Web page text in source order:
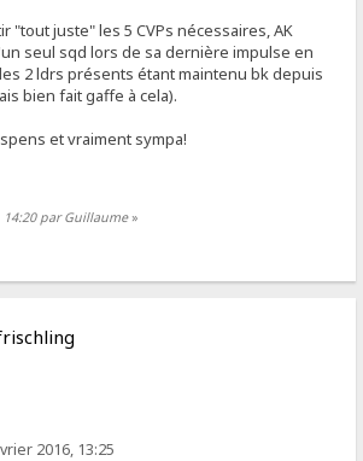
"tout juste" les 5 CVPs nécessaires, AK
seul sqd lors de sa dernière impulse en
2 ldrs présents étant maintenu bk depuis
bien fait gaffe à cela).
et vraiment sympa!
14:20 par Guillaume»
2016, 13:25